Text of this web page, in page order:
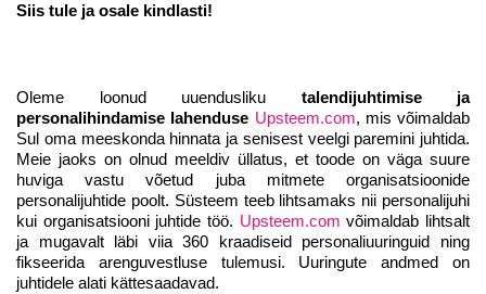
Siis tule ja osale kindlasti!
Oleme loonud uuendusliku talendijuhtimise ja
personalihindamise lahenduse Upsteem.com, mis võimaldab
Sul oma meeskonda hinnata ja senisest veelgi paremini juhtida.
Meie jaoks on olnud meeldiv üllatus, et toode on väga suure
huviga vastu võetud juba mitmete organisatsioonide
personalijuhtide poolt. Süsteem teeb lihtsamaks nii personalijuhi
kui organisatsiooni juhtide töö. Upsteem.com võimaldab lihtsalt
ja mugavalt läbi viia 360 kraadiseid personaliuuringuid ning
fikseerida arenguvestluse tulemusi. Uuringute andmed on
juhtidele alati kättesaadavad.